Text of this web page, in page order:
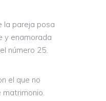
la pareja posa
y enamorada
número 25.
el que no
matrimonio.